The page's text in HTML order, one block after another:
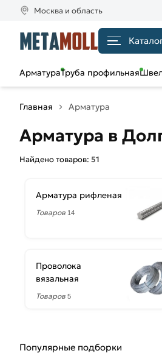
Москва и область
АрматураТруба профильная
Главная Арматура
Арматура в
Найдено товаров: 51
Арматура рифленая
Товаров 14
Проволока
вязальная
Товаров 5
Популярные подборки